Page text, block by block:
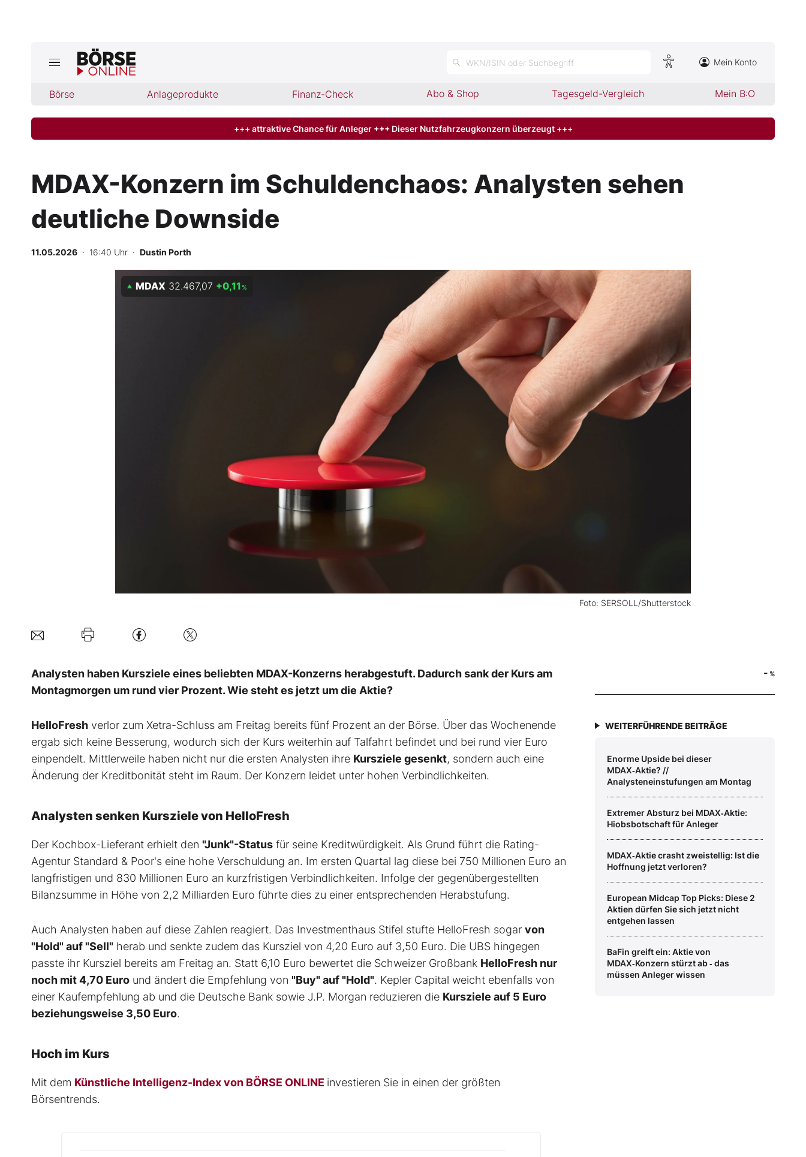
WKN/ISIN oder Suchbegriff Mein Konto
Börse Anlageprodukte Finanz-Check Abo & Shop Tagesgeld-Vergleich Mein B:O
Jetzt aktuelle Ausgabe BÖRSE ONLINE lesen
Finanz-Check
Abo & Shop
BO-Musterdepots
Experten
+++ attraktive Chance für Anleger +++ Dieser Nutzfahrzeugkonzern überzeugt +++
MDAX-Konzern im Schuldenchaos: Analysten sehen
deutliche Downside
11.05.2026 · 16:40 Uhr · Dustin Porth
Foto: SERSOLL/Shutterstock
MDAX 32.467,07 +0,11 %
Analysten haben Kursziele eines beliebten MDAX-Konzerns herabgestuft. Dadurch sank der Kurs am
Montagmorgen um rund vier Prozent. Wie steht es jetzt um die Aktie?
HelloFresh verlor zum Xetra-Schluss am Freitag bereits fünf Prozent an der Börse. Über das Wochenende
ergab sich keine Besserung, wodurch sich der Kurs weiterhin auf Talfahrt befindet und bei rund vier Euro
einpendelt. Mittlerweile haben nicht nur die ersten Analysten ihre Kursziele gesenkt, sondern auch eine
Änderung der Kreditbonität steht im Raum. Der Konzern leidet unter hohen Verbindlichkeiten.
Analysten senken Kursziele von HelloFresh
Der Kochbox-Lieferant erhielt den "Junk"-Status für seine Kreditwürdigkeit. Als Grund führt die Rating-
Agentur Standard & Poor's eine hohe Verschuldung an. Im ersten Quartal lag diese bei 750 Millionen Euro an
langfristigen und 830 Millionen Euro an kurzfristigen Verbindlichkeiten. Infolge der gegenübergestellten
Bilanzsumme in Höhe von 2,2 Milliarden Euro führte dies zu einer entsprechenden Herabstufung.
Auch Analysten haben auf diese Zahlen reagiert. Das Investmenthaus Stifel stufte HelloFresh sogar von
"Hold" auf "Sell" herab und senkte zudem das Kursziel von 4,20 Euro auf 3,50 Euro. Die UBS hingegen
passte ihr Kursziel bereits am Freitag an. Statt 6,10 Euro bewertet die Schweizer Großbank HelloFresh nur
noch mit 4,70 Euro und ändert die Empfehlung von "Buy" auf "Hold". Kepler Capital weicht ebenfalls von
einer Kaufempfehlung ab und die Deutsche Bank sowie J.P. Morgan reduzieren die Kursziele auf 5 Euro
beziehungsweise 3,50 Euro.
Hoch im Kurs
Mit dem Künstliche Intelligenz-Index von BÖRSE ONLINE investieren Sie in einen der größten
Börsentrends.
- %
WEITERFÜHRENDE BEITRÄGE
Enorme Upside bei dieser
MDAX‑Aktie? //
Analysteneinstufungen am Montag
Extremer Absturz bei MDAX‑Aktie:
Hiobsbotschaft für Anleger
MDAX‑Aktie crasht zweistellig: Ist die
Hoffnung jetzt verloren?
European Midcap Top Picks: Diese 2
Aktien dürfen Sie sich jetzt nicht
entgehen lassen
BaFin greift ein: Aktie von
MDAX‑Konzern stürzt ab ‑ das
müssen Anleger wissen